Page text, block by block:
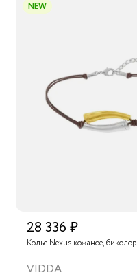
NEW
28 336 ₽
Колье Nexus кожаное, биколор
VIDDA